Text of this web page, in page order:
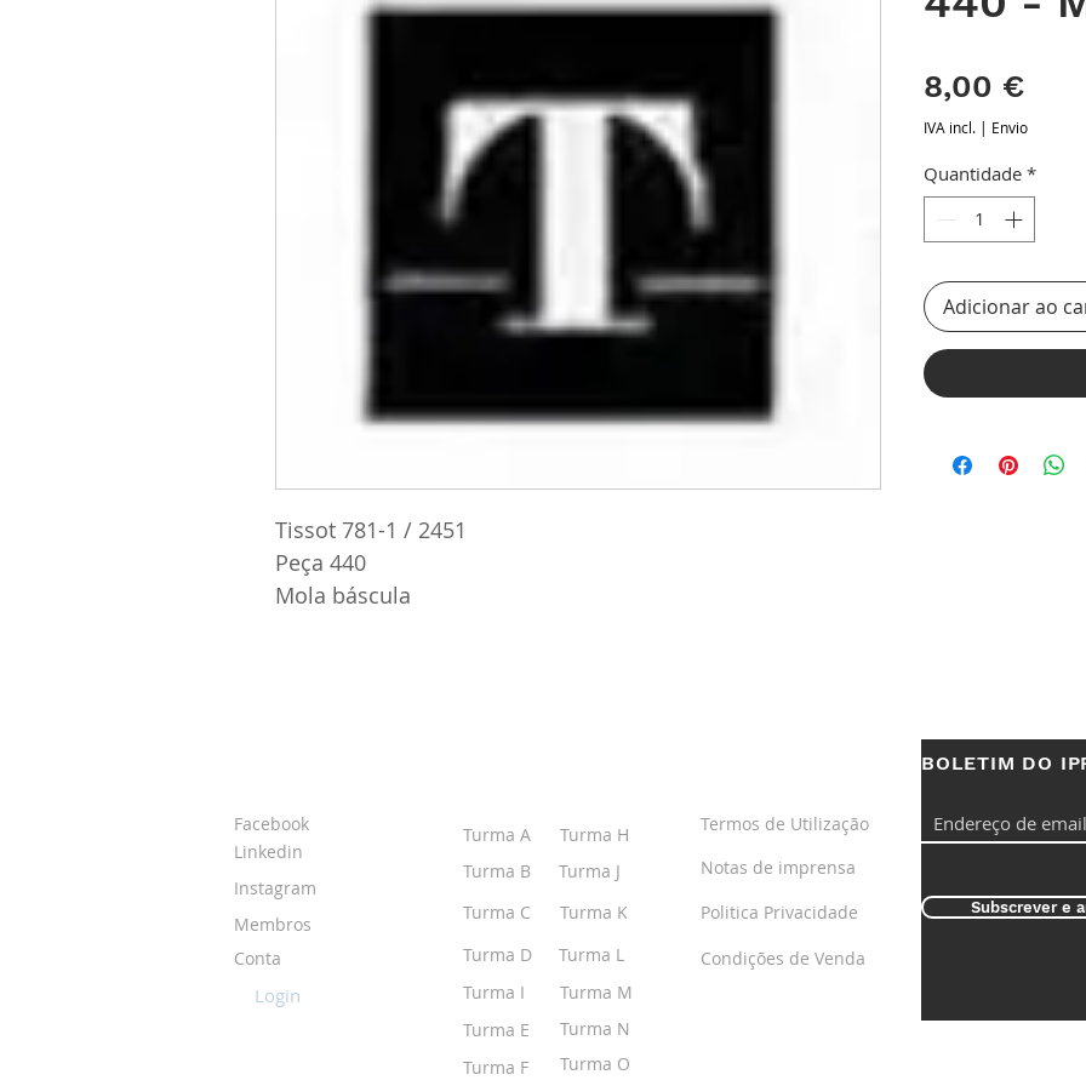
Tissot 781-1 / 2451
Peça 440
Mola báscula
8,00 €
IVA incl. | Envio
Quantidade *
Adicionar ao
Facebook
Linkedin
Instagram
Membros
Conta
Login
Turma A
Turma H
Turma B
Turma J
Turma C
Turma K
Turma D
Turma L
Turma I
Turma M
Turma E
Turma F
Termos de Utilização
Notas de imprensa
Politica Privacidade
Condições de Venda
BOLETIM DO
Subscrever e
Turma N
Turma O